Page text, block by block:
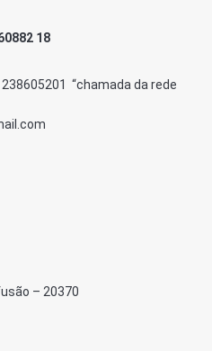
18
“chamada da rede
– 20370